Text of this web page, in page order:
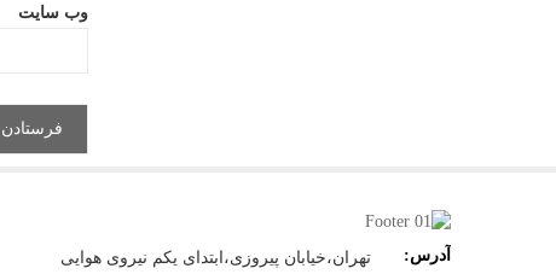
وب‌ سایت
آدرس:
تهران،خیابان پیروزی،ابتدای یکم نیروی هوایی